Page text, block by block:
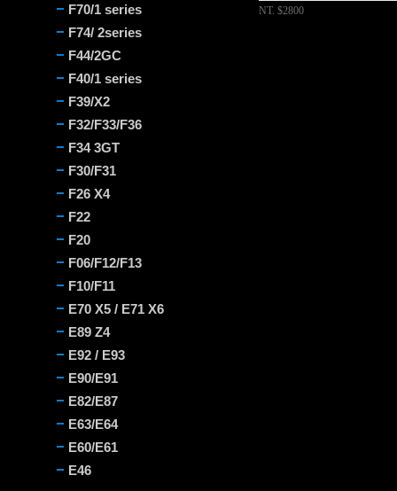
F70/1 series
F74/ 2series
F44/2GC
F40/1 series
F39/X2
F32/F33/F36
F34 3GT
F30/F31
F26 X4
F22
F20
F06/F12/F13
F10/F11
E70 X5 / E71 X6
E89 Z4
E92 / E93
E90/E91
E82/E87
E63/E64
E60/E61
E46
NT. $2800